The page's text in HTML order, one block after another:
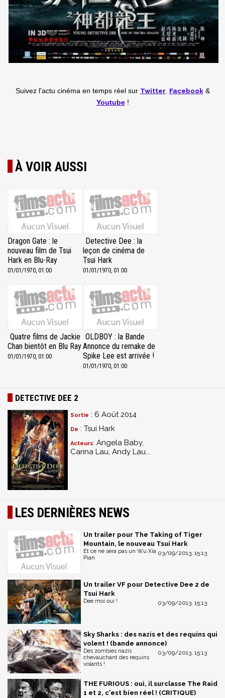
Suivez l'actu cinéma en temps réel sur Twitter Facebook&
Youtube!
À VOIR AUSSI
Dragon Gate : le
nouveau film de Tsui
Hark en Blu-Ray
01/01/1970, 01:00
Detective Dee : la
leçon de cinéma de
Tsui Hark
01/01/1970, 01:00
Quatre films de Jackie
Chan bientôt en Blu Ray
01/01/1970, 01:00
OLDBOY : la Bande
Annonce du remake de
Spike Lee est arrivée !
01/01/1970, 01:00
DETECTIVE DEE 2
Sortie : 6 Août 2014
De : Tsui Hark
Acteurs: Angela Baby,
Carina Lau, Andy Lau...
LES DERNIÈRES NEWS
Un trailer pour The Taking of Tiger
Mountain, le nouveau Tsui Hark
03/09/2013, 15:13
Et ce ne sera pas un Wu Xia
Pian
Un trailer VF pour Detective Dee 2 de
Tsui Hark
03/09/2013, 15:13
Dee moi oui !
Sky Sharks : des nazis et des requins qui
volent ! (bande annonce)
03/09/2013, 15:13
Des zombies nazis
chevauchant des requins
volants !
THE FURIOUS : oui, il surclasse The Raid
1 et 2, c'est bien réel ! (CRITIQUE)